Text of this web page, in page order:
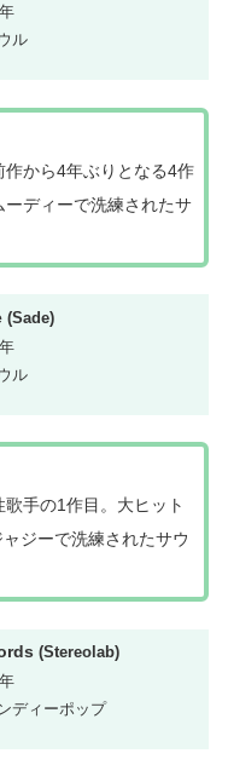
ル
から4年ぶりとなる4作
ディーで洗練されたサ
(Sade)
ル
手の1作目。大ヒット
ジーで洗練されたサウ
(Stereolab)
ディーポップ